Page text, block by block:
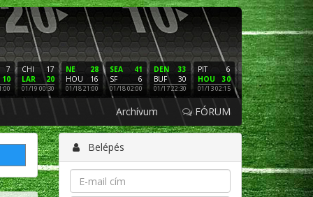
7
10
17
CHI
20
LAR
01/19 00:30
28
NE
16
HOU
01/18 21:00
41
SEA
6
SF
01/18 02:00
33
DEN
30
BUF
01/17 22:30
6
PIT
30
HOU
01/13 02:15
16
NE
3
LAC
01/12 02:00
PHI
SF
01/11
Archívum FÓRUM
Belépés